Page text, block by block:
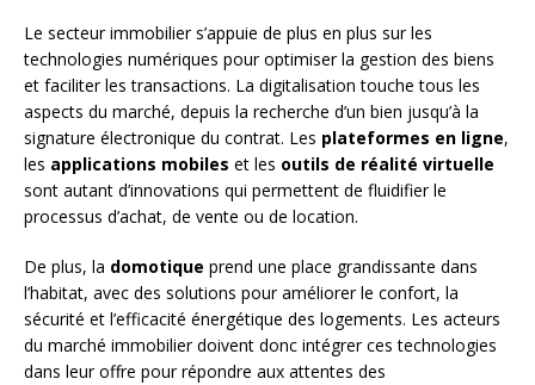
Le secteur immobilier s’appuie de plus en plus sur les
technologies numériques pour optimiser la gestion des biens
et faciliter les transactions. La digitalisation touche tous les
aspects du marché, depuis la recherche d’un bien jusqu’à la
signature électronique du contrat. Les plateformes en ligne,
les applications mobiles et les outils de réalité virtuelle
sont autant d’innovations qui permettent de fluidifier le
processus d’achat, de vente ou de location.
De plus, la domotique prend une place grandissante dans
l’habitat, avec des solutions pour améliorer le confort, la
sécurité et l’efficacité énergétique des logements. Les acteurs
du marché immobilier doivent donc intégrer ces technologies
dans leur offre pour répondre aux attentes des